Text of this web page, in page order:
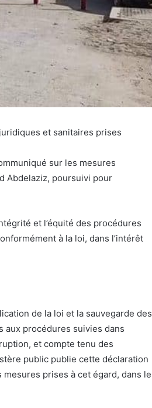
et sanitaires prises
sur les mesures
Abdelaziz, poursuivi pour
et l’équité des procédures
à la loi, dans l’intérêt
de la loi et la sauvegarde des
aux procédures suivies dans
et compte tenu des
public publie cette déclaration
prises à cet égard, dans le